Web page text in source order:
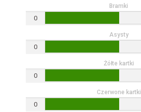
Bramki
0
Asysty
0
Żółte kartki
0
Czerwone kartki
0